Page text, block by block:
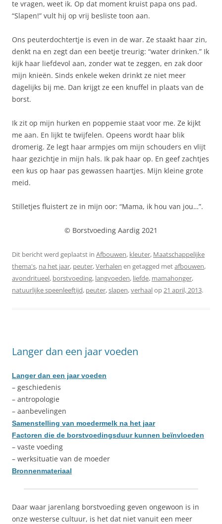
te vragen, weet ik. Op dat moment kruist papa ons pad.
“Slapen!” vult hij op vrij besliste toon aan.
Ons peuterdochtertje is even in de war. Ze staakt haar zin,
denkt na en zegt dan een beetje treurig: “water drinken.” Ik
kijk haar liefdevol aan, zonder wat te zeggen, en zak door
mijn knieën. Sinds enkele weken drinkt ze niet meer
dagelijks bij me. Dan krijgt ze een knuffel in plaats van de
borst.
Ik zit op mijn hurken en poppemie staat voor me. Ze kijkt
me aan. En lijkt te twijfelen. Opeens wordt haar blik
dromerig. Ze legt haar armpjes om mijn schouders en vlijt
haar gezichtje in mijn hals. Ik pak haar op. En geef zachtjes
een kus op haar pas gewassen haartjes. Mijn kleine grote
meid.
Stilletjes fluistert ze in mijn oor: “Mama, ik hou van jou…”.
© Borstvoeding Aardig 2021
Dit bericht werd geplaatst in Afbouwen, kleuter, Maatschappelijke
thema's, na het jaar, peuter,Verhalen en getagged metafbouwen,
avondritueel, borstvoeding, langvoeden, liefde, mamahonger,
natuurlijke speenleeftijd, peuter,slapen,verhaalop21 april, 2013.
Langer dan een jaar voeden
Langer dan een jaar voeden
– geschiedenis
– antropologie
– aanbevelingen
Samenstelling van moedermelk na het jaar
Factoren die de borstvoedingsduur kunnen beïnvloeden
– vaste voeding
– werksituatie van de moeder
Bronnenmateriaal
Daar waar jarenlang borstvoeding geven ongewoon is in
onze westerse cultuur, is het dat niet vanuit een meer